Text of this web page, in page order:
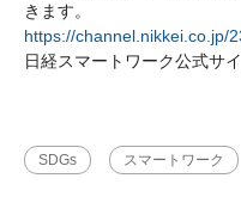
きます。
https://channel.nikkei.co.jp/
日経スマートワーク公式サイ
SDGs スマートワーク